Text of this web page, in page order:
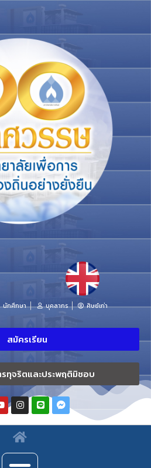
นักศึกษา บุคลากร ศิษย์เก่า
สมัครเรียน
รทุจริตและประพฤติมิชอบ